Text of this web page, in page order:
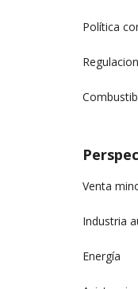
Política
Venta
Industria
Energía